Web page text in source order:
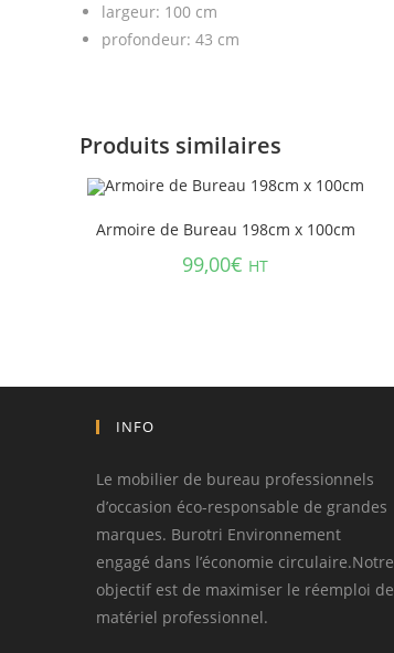
largeur: 100 cm
profondeur: 43 cm
Produits similaires
Armoire de Bureau 198cm x 100cm
99,00€ HT
INFO
Le mobilier de bureau professionnels
d’occasion éco-responsable de grandes
marques. Burotri Environnement
engagé dans l’économie circulaire.Notre
objectif est de maximiser le réemploi de
matériel professionnel.